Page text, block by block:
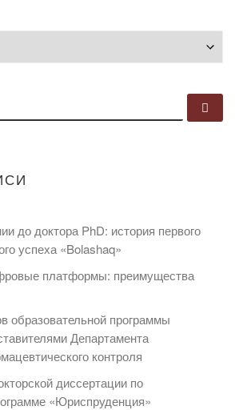
до доктора PhD: история первого
успеха «Bolashaq»
платформы: преимущества
образовательной программы
Департамента
контроля
диссертации по
«Юриспруденция»